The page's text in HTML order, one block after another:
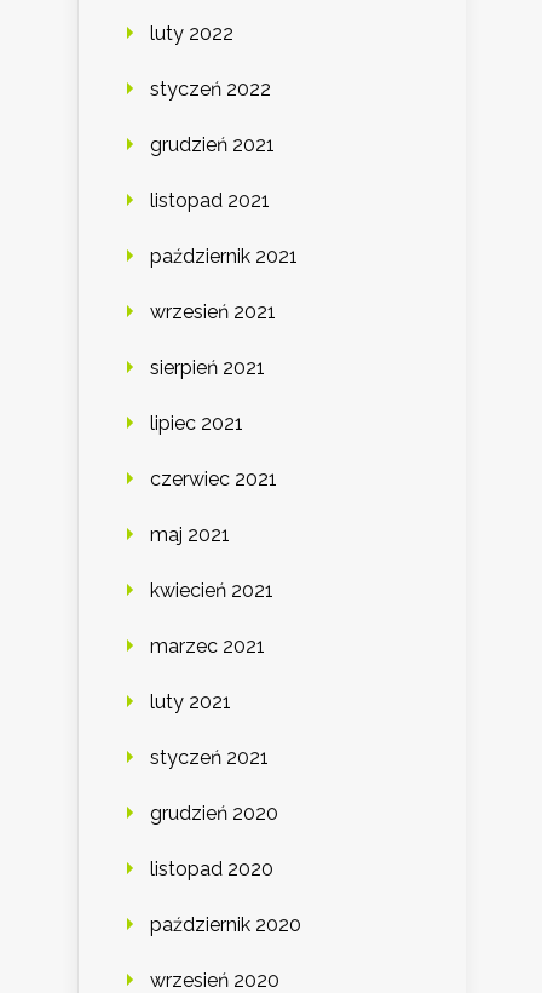
luty 2022
styczeń 2022
grudzień 2021
listopad 2021
październik 2021
wrzesień 2021
sierpień 2021
lipiec 2021
czerwiec 2021
maj 2021
kwiecień 2021
marzec 2021
luty 2021
styczeń 2021
grudzień 2020
listopad 2020
październik 2020
wrzesień 2020